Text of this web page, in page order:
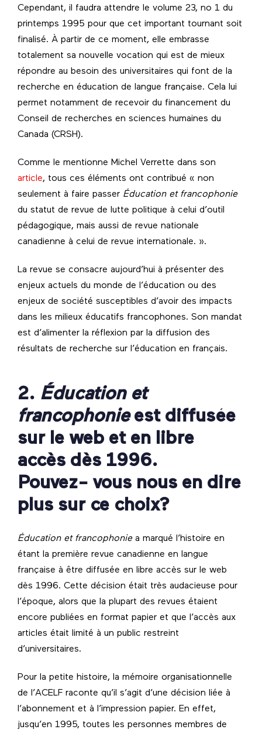
Cependant, il faudra attendre le volume 23, no 1 du
printemps 1995 pour que cet important tournant soit
finalisé. À partir de ce moment, elle embrasse
totalement sa nouvelle vocation qui est de mieux
répondre au besoin des universitaires qui font de la
recherche en éducation de langue française. Cela lui
permet notamment de recevoir du financement du
Conseil de recherches en sciences humaines du
Canada (CRSH).
Comme le mentionne Michel Verrette dans son
article, tous ces éléments ont contribué « non
seulement à faire passer Éducation et francophonie
du statut de revue de lutte politique à celui d’outil
pédagogique, mais aussi de revue nationale
canadienne à celui de revue internationale. ».
La revue se consacre aujourd’hui à présenter des
enjeux actuels du monde de l’éducation ou des
enjeux de société susceptibles d’avoir des impacts
dans les milieux éducatifs francophones. Son mandat
est d’alimenter la réflexion par la diffusion des
résultats de recherche sur l’éducation en français.
2. Éducation et
francophonieest diffusée
sur le web et en libre
accès dès 1996.
Pouvez- vous nous en dire
plus sur ce choix?
Éducation et francophoniea marqué l’histoire en
étant la première revue canadienne en langue
française à être diffusée en libre accès sur le web
dès 1996. Cette décision était très audacieuse pour
l’époque, alors que la plupart des revues étaient
encore publiées en format papier et que l’accès aux
articles était limité à un public restreint
d’universitaires.
Pour la petite histoire, la mémoire organisationnelle
de l’ACELF raconte qu’il s’agit d’une décision liée à
l’abonnement et à l’impression papier. En effet,
jusqu’en 1995, toutes les personnes membres de